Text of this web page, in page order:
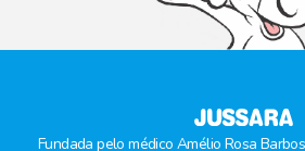
Fundada pelo médico Amélio Rosa